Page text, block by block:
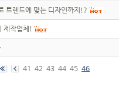
트렌드에 맞는 디자인까지!?
제작업체!
41 42 43 44 45 46